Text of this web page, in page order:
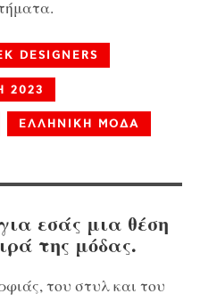
DESIGNERS
2023
ΕΛΛΗΝΙΚΗ ΜΟΔΑ
εσάς μια θέση
της μόδας.
του στυλ και του